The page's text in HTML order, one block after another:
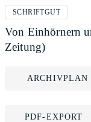
SCHRIFTGUT
Von Einhörnern
Zeitung)
ARCHIVPLAN
PDF-EXPORT